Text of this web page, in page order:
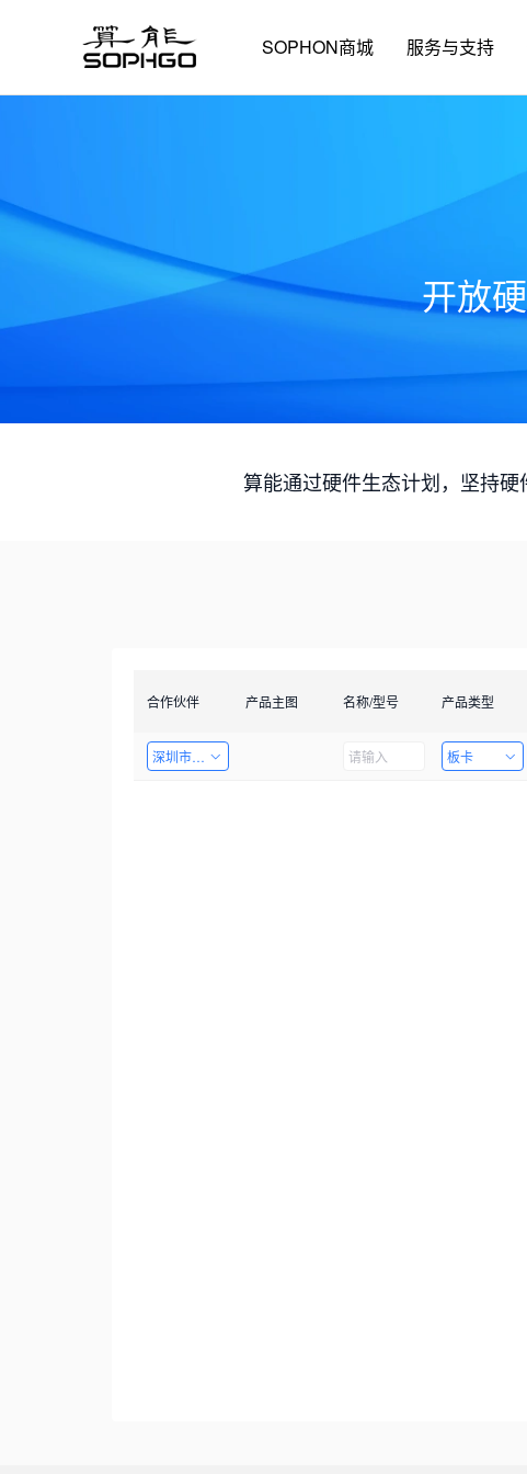
SOPHON商城 服务与支持
开放
算能通过硬件生态计划，坚持
合作伙伴 产品主图 名称/型号 产品类型
深圳市创智成科技股份有限公司 板卡